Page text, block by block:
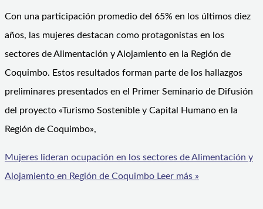
Con una participación promedio del 65% en los últimos diez
años, las mujeres destacan como protagonistas en los
sectores de Alimentación y Alojamiento en la Región de
Coquimbo. Estos resultados forman parte de los hallazgos
preliminares presentados en el Primer Seminario de Difusión
del proyecto «Turismo Sostenible y Capital Humano en la
Región de Coquimbo»,
Mujeres lideran ocupación en los sectores de Alimentación y
Alojamiento en Región de Coquimbo Leer más »